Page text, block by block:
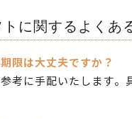
に関するよくあ
限は大丈夫ですか？
考に手配いたします。